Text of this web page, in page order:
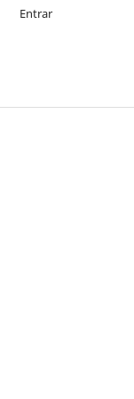
Entrar